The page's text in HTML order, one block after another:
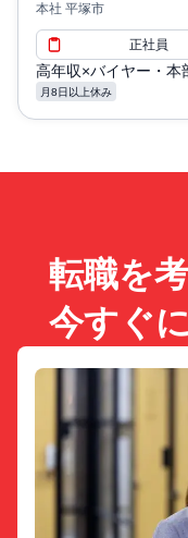
本社 平塚市
正社員
高年収×バイヤー・本
月8日以上休み
転職を
今すぐに